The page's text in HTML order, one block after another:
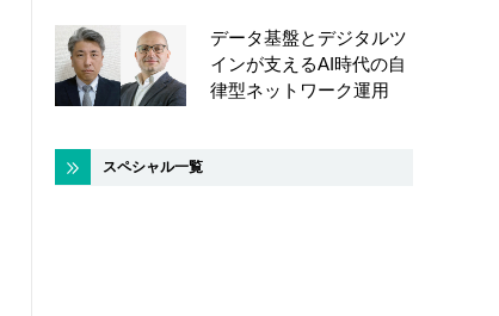
データ基盤とデジタルツ
インが支えるAI時代の自
律型ネットワーク運用
スペシャル一覧